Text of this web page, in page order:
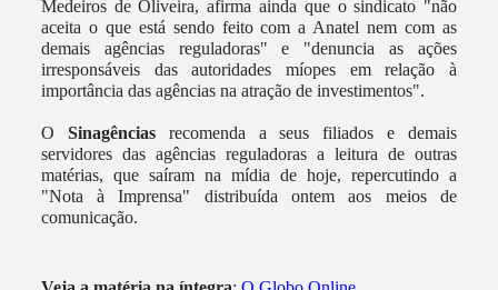
Medeiros de Oliveira, afirma ainda que o sindicato "não
aceita o que está sendo feito com a Anatel nem com as
demais agências reguladoras" e "denuncia as ações
irresponsáveis das autoridades míopes em relação à
importância das agências na atração de investimentos".
O Sinagênciasrecomenda a seus filiados e demais
servidores das agências reguladoras a leitura de outras
matérias, que saíram na mídia de hoje, repercutindo a
"Nota à Imprensa" distribuída ontem aos meios de
comunicação.